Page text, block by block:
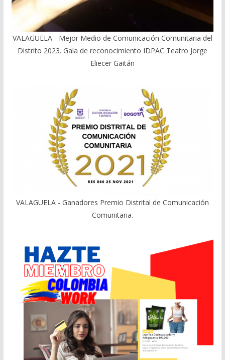
VALAGUELA - Mejor Medio de Comunicación Comunitaria del
Distrito 2023. Gala de reconocimiento IDPAC Teatro Jorge
Eliecer Gaitán
VALAGUELA - Ganadores Premio Distrital de Comunicación
Comunitaria.